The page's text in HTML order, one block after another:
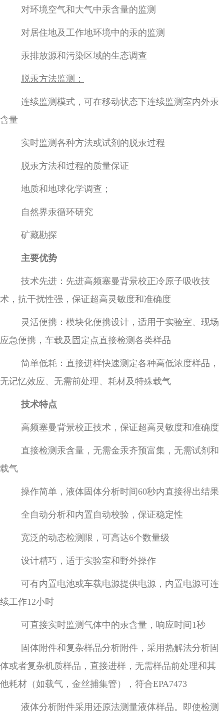
对环境空气和大气中汞含量的监测
对居住地及工作地环境中的汞的监测
汞排放源和污染区域的生态调查
脱汞方法监测：
连续监测模式，可在移动状态下连续监测室内外汞
含量
实时监测各种方法或试剂的脱汞过程
脱汞方法和过程的质量保证
地质和地球化学调查；
自然界汞循环研究
矿藏勘探
主要优势
技术先进：先进高频塞曼背景校正冷原子吸收技
术，抗干扰性强，保证超高灵敏度和准确度
灵活便携：模块化便携设计，适用于实验室、现场
应急便携，车载及固定点直接检测各类样品
简单低耗：直接进样快速测定各种高低浓度样品，
无记忆效应、无需前处理、耗材及特殊载气
技术特点
高频塞曼背景校正技术，保证超高灵敏度和准确度
直接检测汞含量，无需金汞齐预富集，无需试剂和
载气
操作简单，液体固体分析时间60秒内直接得出结果
全自动分析和内置自动校验，保证稳定性
宽泛的动态检测限，可高达6个数量级
设计精巧，适于实验室和野外操作
可有内置电池或车载电源提供电源，内置电源可连
续工作12小时
可直接实时监测气体中的汞含量，响应时间1秒
固体附件和复杂样品分析附件，采用热解法分析固
体或者复杂机质样品，直接进样，无需样品前处理和其
他耗材（如载气，金丝捕集管），符合EPA7473
液体分析附件采用还原法测量液体样品。即使检测